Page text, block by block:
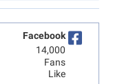
Facebook
14,000
Fans
Like